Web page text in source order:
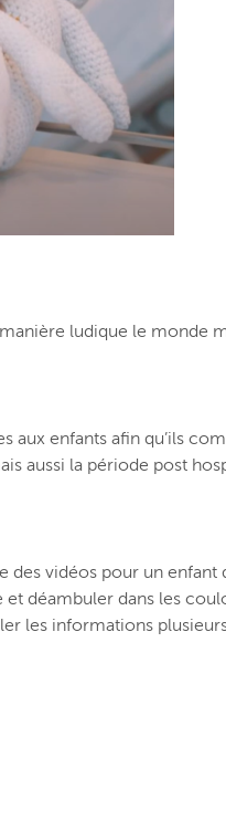
ludique le monde
enfants afin qu’ils
aussi la période post
vidéos pour un enfant
déambuler dans les
les informations